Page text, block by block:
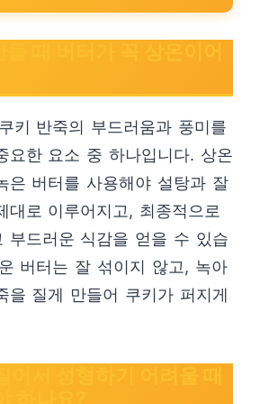
키 반죽의 부드러움과 풍미를
요한 요소 중 하나입니다. 상온
은 버터를 사용해야 설탕과 잘
대로 이루어지고, 최종적으로
부드러운 식감을 얻을 수 있습
버터는 잘 섞이지 않고, 녹아
을 질게 만들어 쿠키가 퍼지게